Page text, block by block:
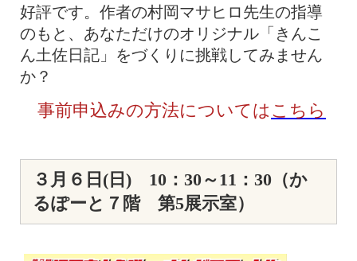
好評です。 作者の村岡マサヒロ先生の指導
のもと、あなただけのオリジナル「きんこ
ん土佐日記」をづくりに挑戦してみません
か？
事前申込みの方法については こちら
３月６日(日) 10：30～11：30（か
るぽーと７階 第5展示室）